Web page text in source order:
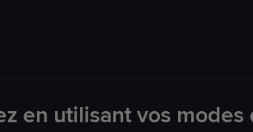
en utilisant vos modes